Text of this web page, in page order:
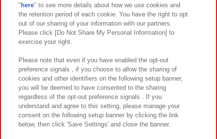
関連会社 サステナビリティ サイトポリシー
プライバシーポリシー ウェブアクセシビリティ方針と検証結果
お取引先さまとともに
カスタマーハラスメント対応方針 よくあるご質問・お問い合わせ
©Bandai Namco Amusement Inc.
" here" to see more details about how we use cookies and
the retention period of each cookie. You have the right to opt
out of our sharing of your information with our partners.
Please click [Do Not Share My Personal Information] to
exercise your right.
Please note that even if you have enabled the opt-out
preference signals , if you choose to allow the sharing of
cookies and other identifiers on the following setup banner,
you will be deemed to have consented to the sharing
regardless of the opt-out preference signals . If you
understand and agree to this setting, please manage your
consent on the following setup banner by clicking the link
below, then click 'Save Settings' and close the banner.